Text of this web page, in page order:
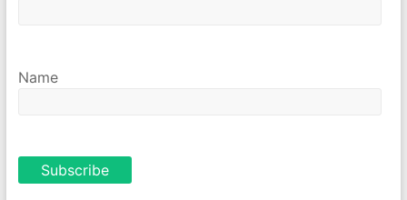
Name